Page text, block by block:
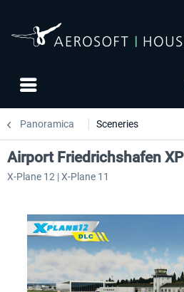
Panoramica Sceneries
Airport Friedrichshafen XP
X-Plane 12 | X-Plane 11